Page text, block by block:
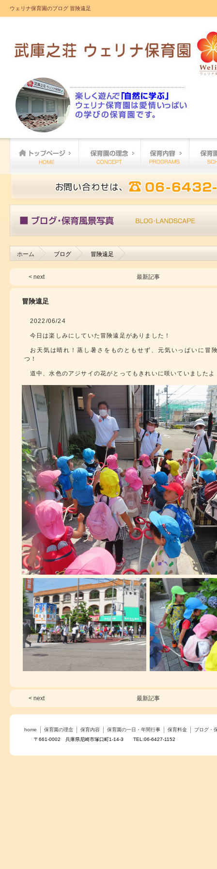
ウェリナ保育園のブログ 冒険遠足
ホーム ブログ 冒険遠足
< next 最新記事
冒険遠足
2022/06/24
今日は楽しみにしていた冒険遠足がありました！
お天気は晴れ！蒸し暑さをものともせず、元気いっぱいに冒
つ！
道中、水色のアジサイの花がとってもきれいに咲いていましたよ
< next 最新記事
home 保育園の理念 保育内容 保育園の一日・年間行事 保育料金
ブログ・
〒661-0002 兵庫県尼崎市塚口町1-14-3 TEL:06-6427-1152